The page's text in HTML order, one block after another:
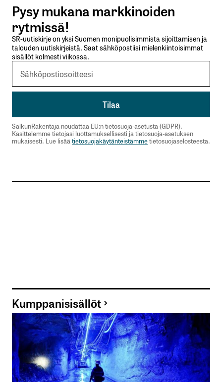
Lähetä kommentti
Pysy mukana markkinoiden
rytmissä!
SR-uutiskirje on yksi Suomen monipuolisimmista sijoittamisen ja
talouden uutiskirjeistä. Saat sähköpostiisi mielenkiintoisimmat
sisällöt kolmesti viikossa.
SalkunRakentaja noudattaa EU:n tietosuoja-asetusta (GDPR).
Käsittelemme tietojasi luottamuksellisesti ja tietosuoja-asetuksen
mukaisesti. Lue lisäätietosuojakäytänteistämmetietosuojaselosteesta.
Kumppanisisällöt